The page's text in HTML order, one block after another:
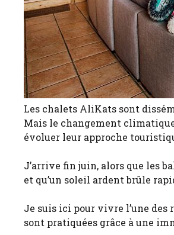
Les chalets AliKats sont
Mais le changement
évoluer leur approche
J’arrive fin juin, alors que les
et qu’un soleil ardent brûle
Je suis ici pour vivre l’une des
sont pratiquées grâce à une